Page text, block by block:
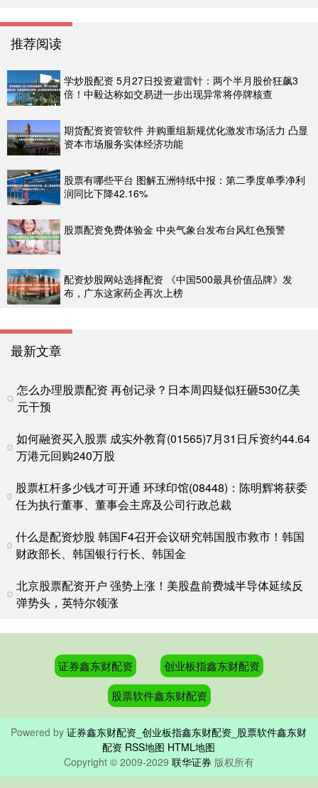
推荐阅读
学炒股配资 5月27日投资避雷针：两个半月股价狂飙3
倍！中毅达称如交易进一步出现异常将停牌核查
期货配资资管软件 并购重组新规优化激发市场活力 凸显
资本市场服务实体经济功能
股票有哪些平台 图解五洲特纸中报：第二季度单季净利
润同比下降42.16%
股票配资免费体验金 中央气象台发布台风红色预警
配资炒股网站选择配资 《中国500最具价值品牌》发
布，广东这家药企再次上榜
最新文章
怎么办理股票配资 再创记录？日本周四疑似狂砸530亿美
元干预
如何融资买入股票 成实外教育(01565)7月31日斥资约44.64
万港元回购240万股
股票杠杆多少钱才可开通 环球印馆(08448)：陈明辉将获委
任为执行董事、董事会主席及公司行政总裁
什么是配资炒股 韩国F4召开会议研究韩国股市救市！韩国
财政部长、韩国银行行长、韩国金
北京股票配资开户 强势上涨！美股盘前费城半导体延续反
弹势头，英特尔领涨
证券鑫东财配资
创业板指鑫东财配资
股票软件鑫东财配资
Powered by证券鑫东财配资_创业板指鑫东财配资_股票软件鑫东财
配资 RSS地图 HTML地图
Copyright © 2009-2029 联华证券 版权所有